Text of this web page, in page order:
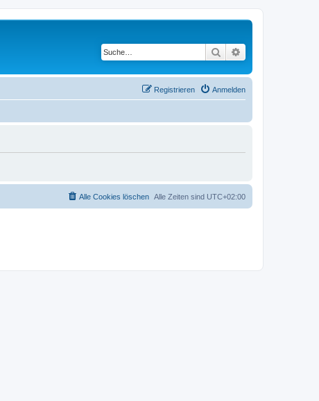
Suche
Anmelden
Registrieren
Alle Zeiten sind UTC+02:00
Alle Cookies löschen